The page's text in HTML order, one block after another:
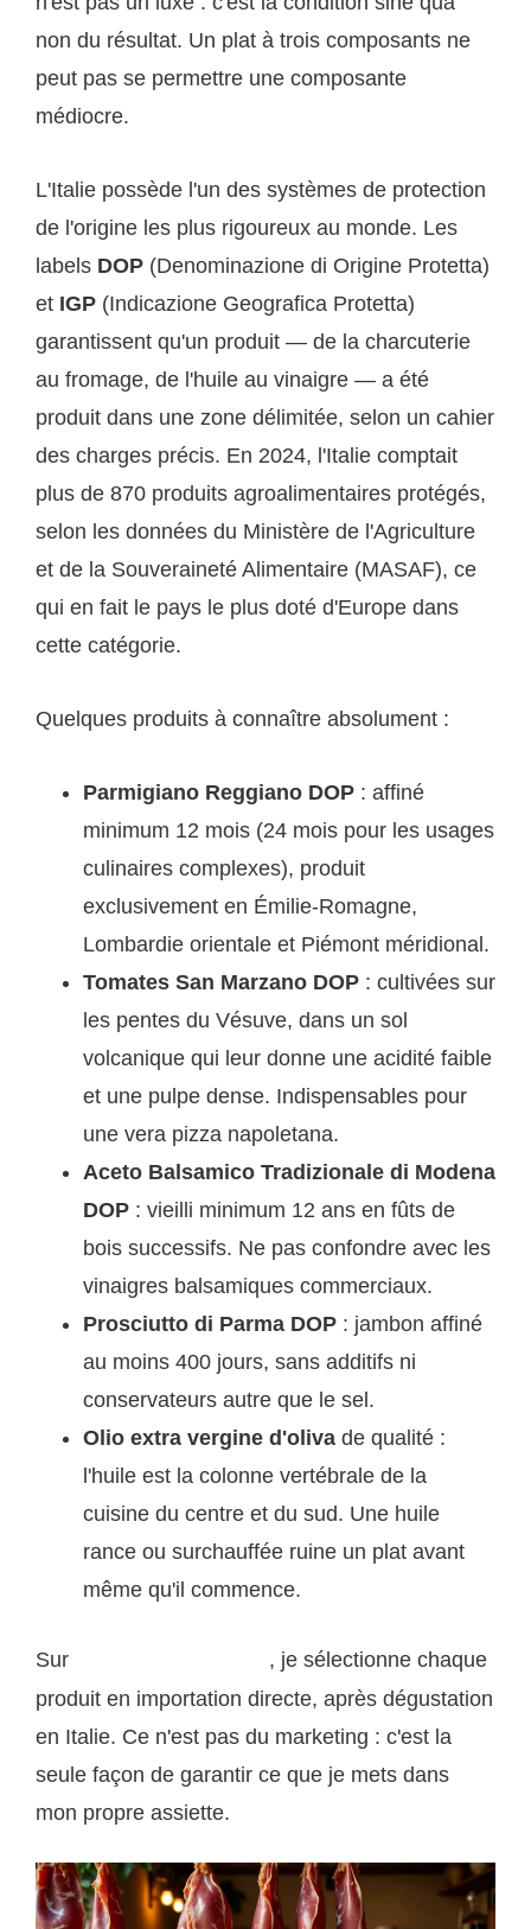
non du résultat. Un plat à trois composants ne
peut pas se permettre une composante
médiocre.
L'Italie possède l'un des systèmes de protection
de l'origine les plus rigoureux au monde. Les
labels DOP (Denominazione di Origine Protetta)
et IGP (Indicazione Geografica Protetta)
garantissent qu'un produit — de la charcuterie
au fromage, de l'huile au vinaigre — a été
produit dans une zone délimitée, selon un cahier
des charges précis. En 2024, l'Italie comptait
plus de 870 produits agroalimentaires protégés,
selon les données du Ministère de l'Agriculture
et de la Souveraineté Alimentaire (MASAF), ce
qui en fait le pays le plus doté d'Europe dans
cette catégorie.
Quelques produits à connaître absolument :
Parmigiano Reggiano DOP : affiné
minimum 12 mois (24 mois pour les usages
culinaires complexes), produit
exclusivement en Émilie-Romagne,
Lombardie orientale et Piémont méridional.
Tomates San Marzano DOP : cultivées sur
les pentes du Vésuve, dans un sol
volcanique qui leur donne une acidité faible
et une pulpe dense. Indispensables pour
une vera pizza napoletana.
Aceto Balsamico Tradizionale di Modena
DOP : vieilli minimum 12 ans en fûts de
bois successifs. Ne pas confondre avec les
vinaigres balsamiques commerciaux.
Prosciutto di Parma DOP : jambon affiné
au moins 400 jours, sans additifs ni
conservateurs autre que le sel.
Olio extra vergine d'oliva de qualité :
l'huile est la colonne vertébrale de la
cuisine du centre et du sud. Une huile
rance ou surchauffée ruine un plat avant
même qu'il commence.
Sur
, je sélectionne chaque
produit en importation directe, après dégustation
en Italie. Ce n'est pas du marketing : c'est la
seule façon de garantir ce que je mets dans
mon propre assiette.